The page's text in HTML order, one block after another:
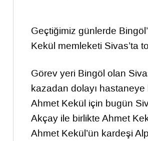
Geçtiğimiz günlerde
Kekül memleketi Sivas’ta
Görev yeri Bingöl olan
kazadan dolayı hastaneye
Ahmet Kekül için bugün
Akçay ile birlikte Ahmet
Ahmet Kekül’ün kardeşi